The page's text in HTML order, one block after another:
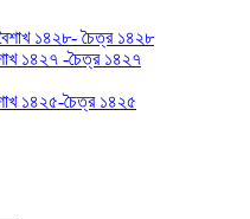
১৪২৮- চৈত্র ১৪২৮
১৪২৭ -চৈত্র ১৪২৭
১৪২৫-চৈত্র ১৪২৫